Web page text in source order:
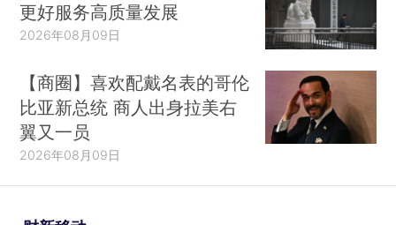
更好服务高质量发展
2026年08月09日
【商圈】喜欢配戴名表的哥伦
比亚新总统 商人出身拉美右
翼又一员
2026年08月09日